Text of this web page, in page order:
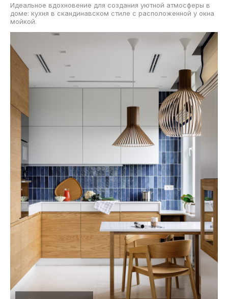
Идеальное вдохновение для создания уютной атмосферы в
доме: кухня в скандинавском стиле с расположенной у окна
мойкой.